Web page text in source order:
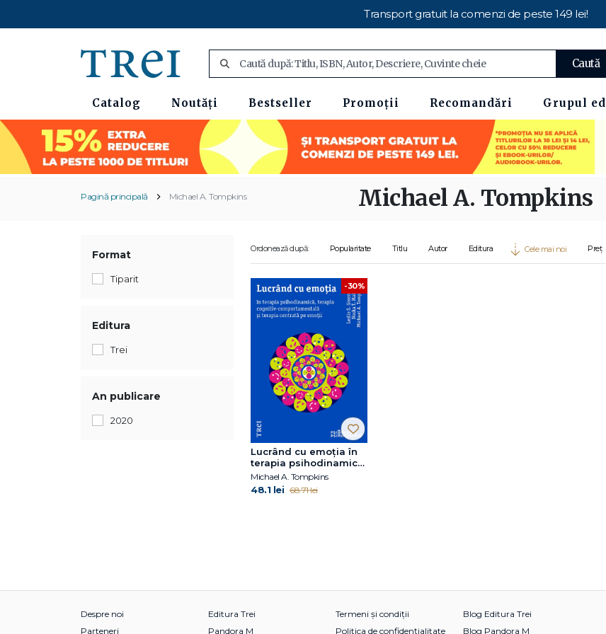
Transport gratuit la comenzi de peste 149 lei!
Caută
Catalog Noutăți Bestseller Promoții Recomandări Grupul
Pagină principală Michael A. Tompkins Michael A. Tompkins
Format
Tiparit
Editura
Trei
An publicare
2020
Ordonează după: Popularitate Titlu Autor Editura Cele mai noi Preț
-30%
Lucrând cu emoția în
terapia psihodinamică,
terapia cognitiv-
comportamentală și
terapia centrată pe
Michael A. Tompkins
48.1 lei 68.71 lei
Despre noi
Parteneri
Editura Trei
Pandora M
Termeni și condiții
Politica de confidențialitate
Blog Editura Trei
Blog Pandora M